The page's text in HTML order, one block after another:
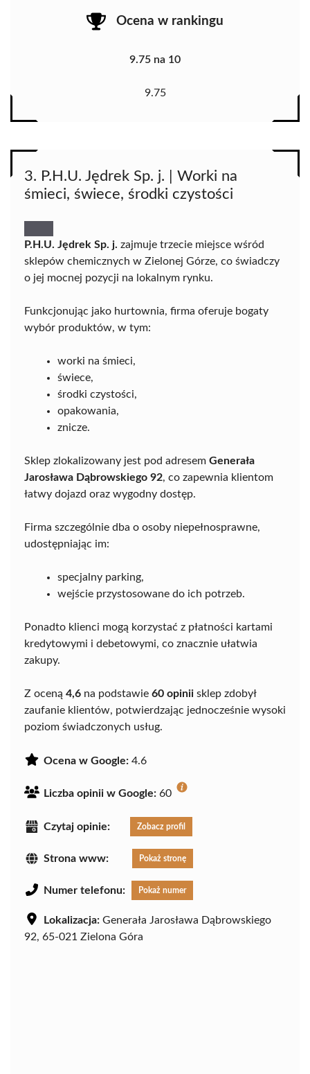
Ocena w rankingu
9.75 na 10
9.75
3. P.H.U. Jędrek Sp. j. | Worki na
śmieci, świece, środki czystości
P.H.U. Jędrek Sp. j. zajmuje trzecie miejsce wśród
sklepów chemicznych w Zielonej Górze, co świadczy
o jej mocnej pozycji na lokalnym rynku.
Funkcjonując jako hurtownia, firma oferuje bogaty
wybór produktów, w tym:
worki na śmieci,
świece,
środki czystości,
opakowania,
znicze.
Sklep zlokalizowany jest pod adresem Generała
Jarosława Dąbrowskiego 92, co zapewnia klientom
łatwy dojazd oraz wygodny dostęp.
Firma szczególnie dba o osoby niepełnosprawne,
udostępniając im:
specjalny parking,
wejście przystosowane do ich potrzeb.
Ponadto klienci mogą korzystać z płatności kartami
kredytowymi i debetowymi, co znacznie ułatwia
zakupy.
Z oceną 4,6 na podstawie 60 opinii sklep zdobył
zaufanie klientów, potwierdzając jednocześnie wysoki
poziom świadczonych usług.
Ocena w Google: 4.6
Liczba opinii w Google: 60
Czytaj opinie: Zobacz profil
Strona www: Pokaż stronę
Numer telefonu: Pokaż numer
Lokalizacja: Generała Jarosława Dąbrowskiego
92, 65-021 Zielona Góra